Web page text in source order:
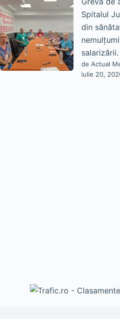
Spitalul
din
salarizării.
de Actual
iulie 20,